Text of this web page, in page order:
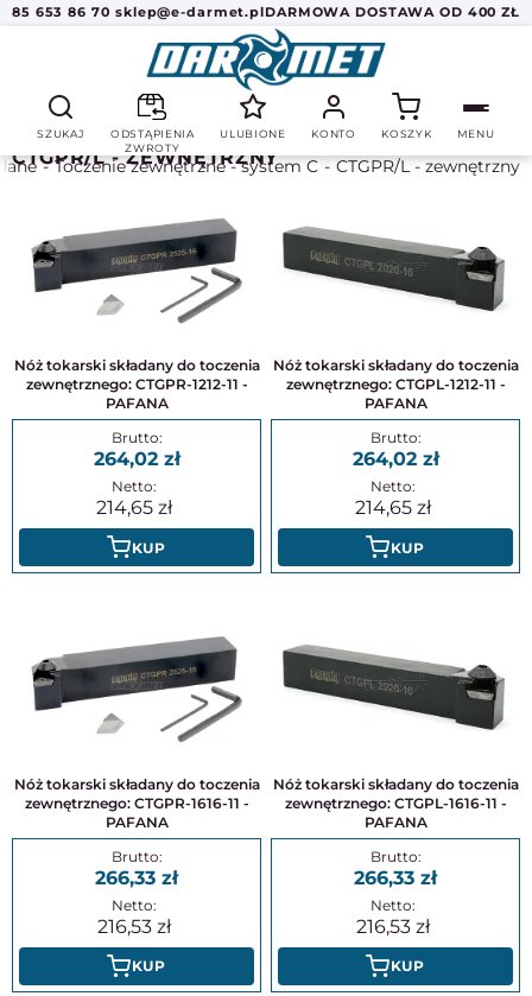
85 653 86 70 sklep@e-darmet.plDARMOWA DOSTAWA OD 400 ZŁ
SZUKAJ
ODSTĄPIENIA
ZWROTY
ULUBIONE KONTO KOSZYK MENU
Toczenie zewnętrzne - system C CTGPR/L - zewnętrzny
CTGPR/L - ZEWNĘTRZNY
Nóż tokarski składany do toczenia
zewnętrznego: CTGPR-1212-11 -
PAFANA
264,02
214,65
KUP
Nóż tokarski składany do toczenia
zewnętrznego: CTGPL-1212-11 -
PAFANA
264,02
214,65
KUP
Nóż tokarski składany do toczenia
zewnętrznego: CTGPR-1616-11 -
PAFANA
266,33
216,53
KUP
Nóż tokarski składany do toczenia
zewnętrznego: CTGPL-1616-11 -
PAFANA
266,33
216,53
KUP